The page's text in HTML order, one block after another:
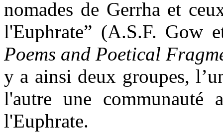
nomades de Gerrha et
l'Euphrate” (A.S.F. Gow
Poems and Poetical
y a ainsi deux groupes,
l'autre une communauté
l'Euphrate.